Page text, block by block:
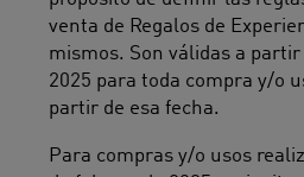
venta de Regalos de
mismos. Son válidas a partir
2025 para toda compra y/o
partir de esa fecha.
Para compras y/o usos